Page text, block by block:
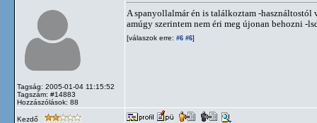
Tagság: 2005-01-04 11:15:52
Tagszám: #14883
Hozzászólások: 88
A spanyollalmár én is találkoztam -
amúgy szerintem nem éri meg újonan behozni -
[válaszok erre: #6 #6]
Kezdő